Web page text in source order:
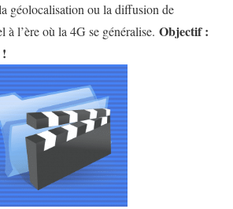
géolocalisation ou la diffusion de
à l’ère où la 4G se généralise. Objectif :